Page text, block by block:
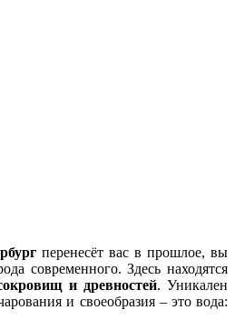
перенесёт вас в прошлое, вы
современного. Здесь находятся
и древностей. Уникален
и своеобразия – это вода: